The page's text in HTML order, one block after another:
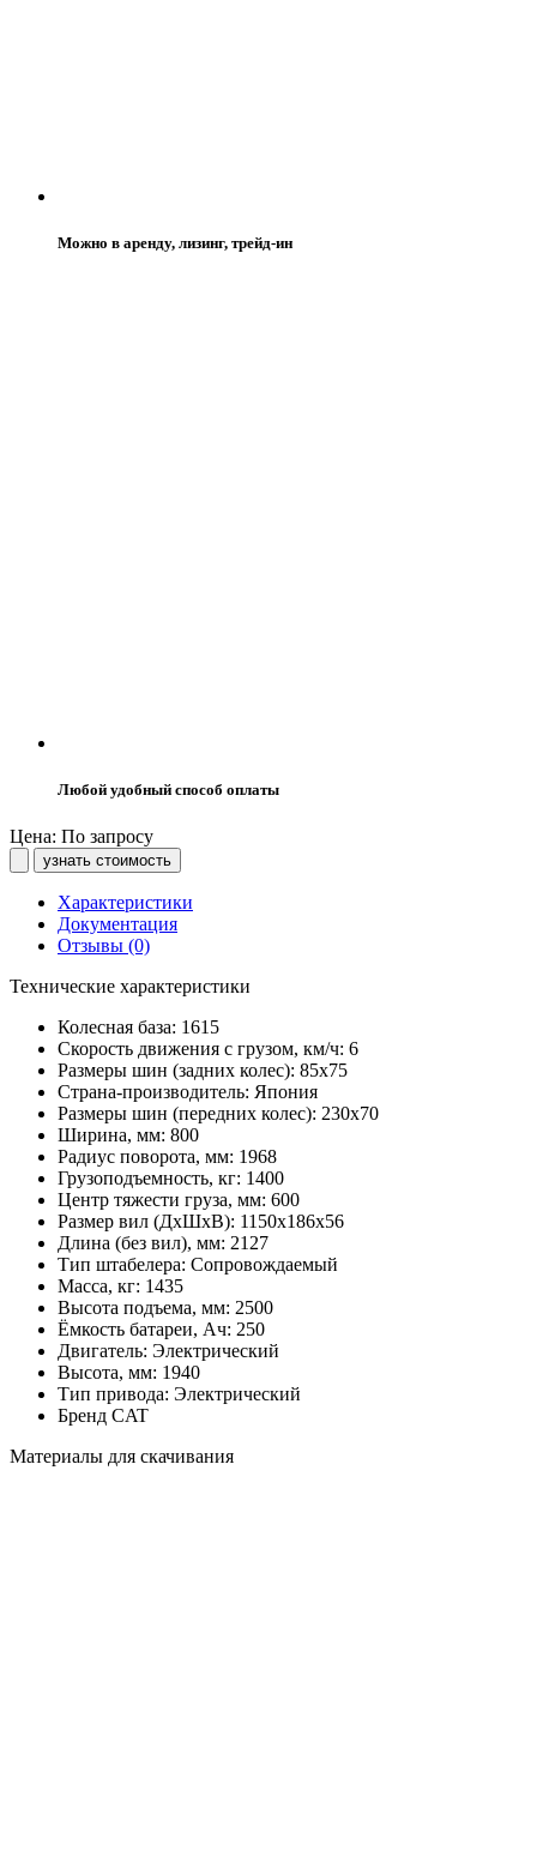
Можно в аренду, лизинг, трейд-ин
Любой удобный способ оплаты
Цена: По запросу
узнать стоимость
Характеристики
Документация
Отзывы (0)
Технические характеристики
Колесная база: 1615
Скорость движения с грузом, км/ч: 6
Размеры шин (задних колес): 85х75
Страна-производитель: Япония
Размеры шин (передних колес): 230х70
Ширина, мм: 800
Радиус поворота, мм: 1968
Грузоподъемность, кг: 1400
Центр тяжести груза, мм: 600
Размер вил (ДхШхВ): 1150х186х56
Длина (без вил), мм: 2127
Тип штабелера: Cопровождаемый
Масса, кг: 1435
Высота подъема, мм: 2500
Ёмкость батареи, Ач: 250
Двигатель: Электрический
Высота, мм: 1940
Тип привода: Электрический
Бренд CAT
Материалы для скачивания